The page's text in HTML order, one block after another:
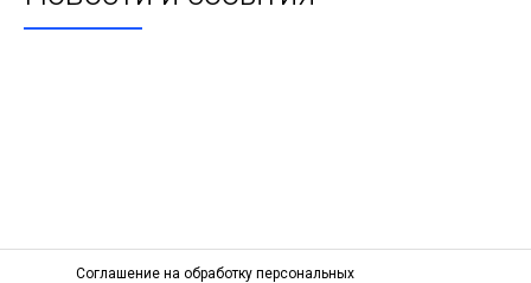
Соглашение на обработку персональных